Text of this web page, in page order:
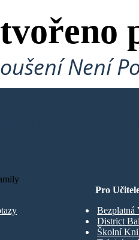
Není
Pro
Bezplatná
District
Školní